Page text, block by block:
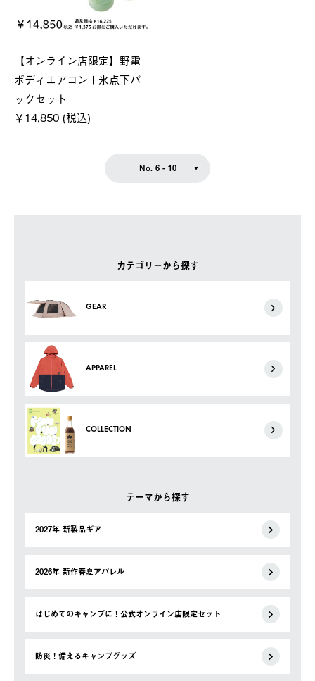
カテゴリーから探す
GEAR
APPAREL
COLLECTION
テーマから探す
2027年 新製品ギア
2026年 新作春夏アパレル
はじめてのキャンプに！公式オンライン店限定セット
防災！備えるキャンプグッズ
【オンライン店限定】野電
ボディエアコン＋氷点下パ
ックセット
￥14,850 (税込)
No. 6 - 10